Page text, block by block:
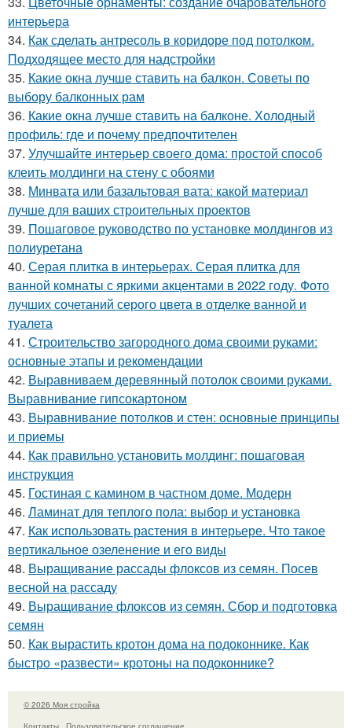
интерьера
34. Как сделать антресоль в коридоре под потолком.
Подходящее место для надстройки
35. Какие окна лучше ставить на балкон. Советы по
выбору балконных рам
36. Какие окна лучше ставить на балконе. Холодный
профиль: где и почему предпочтителен
37. Улучшайте интерьер своего дома: простой способ
клеить молдинги на стену с обоями
38. Минвата или базальтовая вата: какой материал
лучше для ваших строительных проектов
39. Пошаговое руководство по установке молдингов из
полиуретана
40. Серая плитка в интерьерах. Серая плитка для
ванной комнаты с яркими акцентами в 2022 году. Фото
лучших сочетаний серого цвета в отделке ванной и
туалета
41. Строительство загородного дома своими руками:
основные этапы и рекомендации
42. Выравниваем деревянный потолок своими руками.
Выравнивание гипсокартоном
43. Выравнивание потолков и стен: основные принципы
и приемы
44. Как правильно установить молдинг: пошаговая
инструкция
45. Гостиная с камином в частном доме. Модерн
46. Ламинат для теплого пола: выбор и установка
47. Как использовать растения в интерьере. Что такое
вертикальное озеленение и его виды
48. Выращивание рассады флоксов из семян. Посев
весной на рассаду
49. Выращивание флоксов из семян. Сбор и подготовка
семян
50. Как вырастить кротон дома на подоконнике. Как
быстро «развести» кротоны на подоконнике?
© 2026 Моя стройка
Контакты
Пользовательское соглашение